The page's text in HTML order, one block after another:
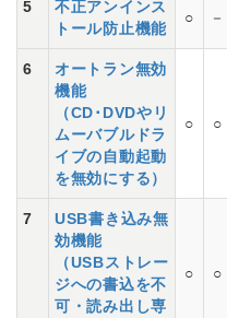
5
不正アンインス
トール防止機能
○ －
6
オートラン無効
機能
（CD･DVDやリ
ムーバブルドラ
イブの自動起動
を無効にする）
○ ○
7
USB書き込み無
効機能
（USBストレー
ジへの書込を不
可・読み出し専
○ ○